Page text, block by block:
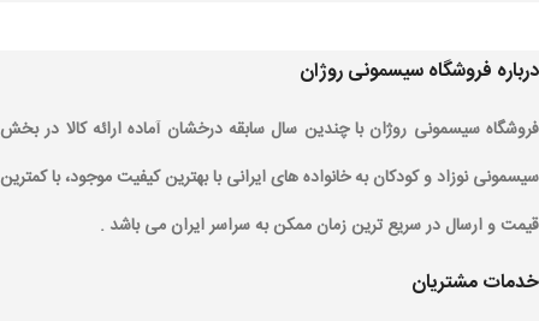
درباره فروشگاه سیسمونی روژان
فروشگاه سیسمونی روژان با چندین سال سابقه درخشان آماده ارائه کالا در بخش
سیسمونی نوزاد و کودکان به خانواده های ایرانی با بهترین کیفیت موجود، با کمترین
قیمت و ارسال در سریع ترین زمان ممکن به سراسر ایران می باشد .
خدمات مشتریان